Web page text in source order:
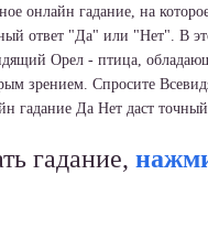
онлайн гадание, на
ответ "Да" или "Нет". В
Орел - птица,
зрением. Спросите
гадание Да Нет даст точный
гадание,